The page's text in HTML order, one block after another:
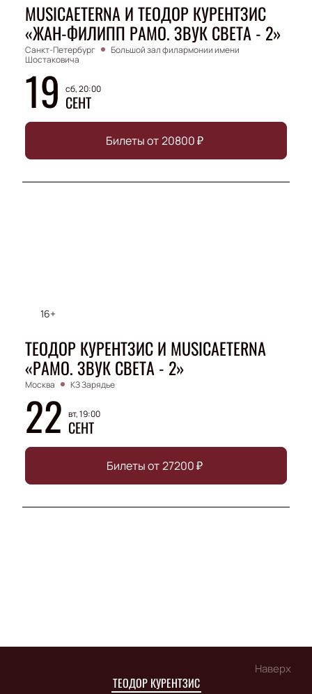
MUSICAETERNA И ТЕОДОР КУРЕНТЗИС
«ЖАН-ФИЛИПП РАМО. ЗВУК СВЕТА - 2»
Санкт-Петербург
Большой зал филармонии имени
Шостаковича
19 сб, 20:00
СЕНТ
Билеты от20800₽
16+
ТЕОДОР КУРЕНТЗИС И MUSICAETERNA
«РАМО. ЗВУК СВЕТА - 2»
Москва КЗ Зарядье
22 вт, 19:00
СЕНТ
Билеты от27200₽
Наверх
ТЕОДОР КУРЕНТЗИС